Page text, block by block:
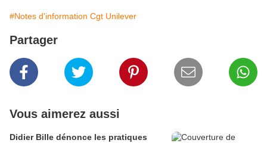
#Notes d'information Cgt Unilever
Partager
Vous aimerez aussi
Didier Bille dénonce les pratiques